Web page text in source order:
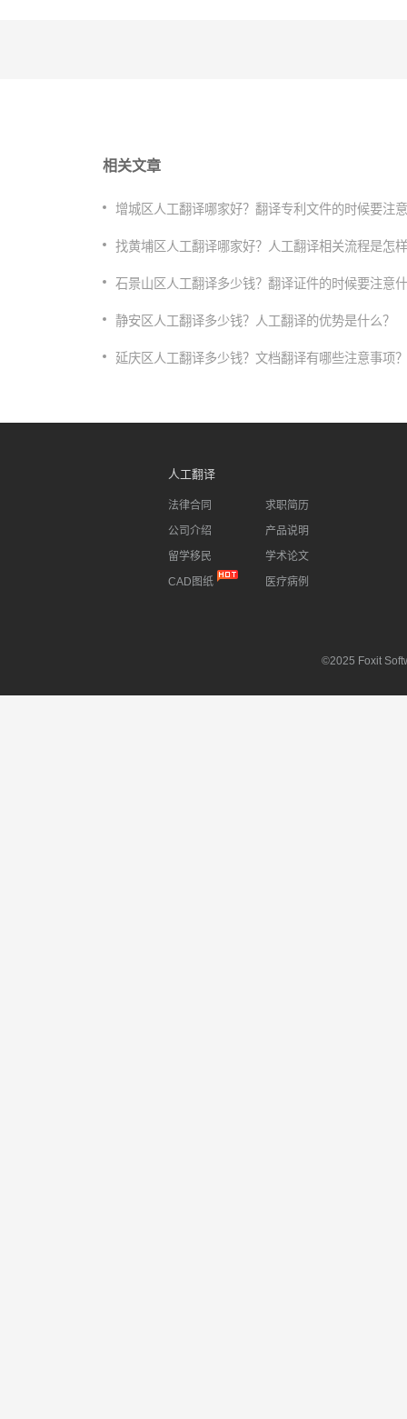
相关文章
增城区人工翻译哪家好？翻译专利文件的时候要注
找黄埔区人工翻译哪家好？人工翻译相关流程是怎
石景山区人工翻译多少钱？翻译证件的时候要注意
静安区人工翻译多少钱？人工翻译的优势是什么？
延庆区人工翻译多少钱？文档翻译有哪些注意事项？
人工翻译
法律合同
公司介绍
留学移民
CAD图纸
求职简历
产品说明
学术论文
医疗病例
©2025 Foxit